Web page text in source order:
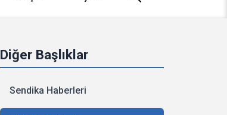
Diğer Başlıklar
Sendika Haberleri